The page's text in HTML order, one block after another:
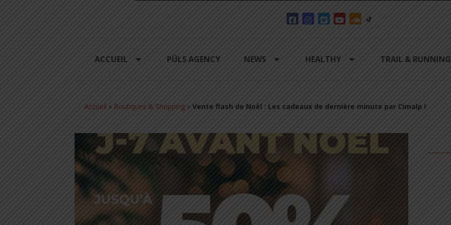
ACCUEIL PÜLS AGENCY NEWS HEALTHY TRAIL & RUNNING
Accueil » Boutiques & Shopping » Vente flash de Noël : Les cadeaux de dernière minute par Cimalp !